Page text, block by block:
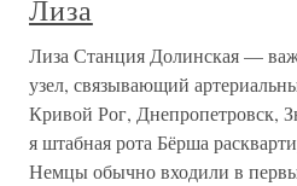
Лиза
Лиза Станция Долинская —
узел, связывающий
Кривой Рог, Днепропетровск,
я штабная рота Бёрша
Немцы обычно входили в